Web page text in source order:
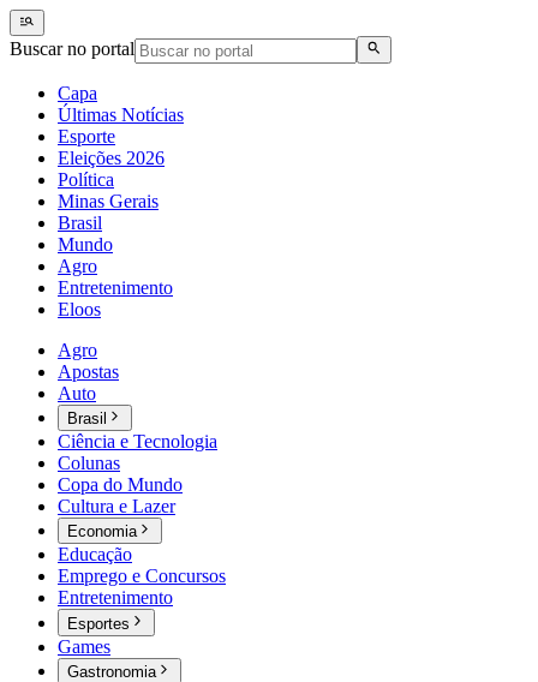
Buscar no portal
Capa
Últimas Notícias
Esporte
Eleições 2026
Política
Minas Gerais
Brasil
Mundo
Agro
Entretenimento
Eloos
Agro
Apostas
Auto
Brasil
Ciência e Tecnologia
Colunas
Copa do Mundo
Cultura e Lazer
Economia
Educação
Emprego e Concursos
Entretenimento
Esportes
Games
Gastronomia